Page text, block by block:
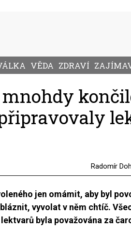
VĚDA ZDRAVÍ
Radomír
jen omámit, aby byl
vyvolat v něm chtíč.
byla považována za